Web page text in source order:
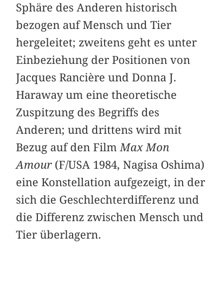
Sphäre des Anderen historisch
bezogen auf Mensch und Tier
hergeleitet; zweitens geht es unter
Einbeziehung der Positionen von
Jacques Rancière und Donna J.
Haraway um eine theoretische
Zuspitzung des Begriffs des
Anderen; und drittens wird mit
Bezug auf den Film Max Mon
Amour(F/USA 1984, Nagisa Oshima)
eine Konstellation aufgezeigt, in der
sich die Geschlechterdifferenz und
die Differenz zwischen Mensch und
Tier überlagern.